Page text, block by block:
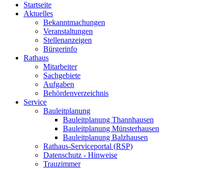
Startseite
Aktuelles
Bekanntmachungen
Veranstaltungen
Stellenanzeigen
Bürgerinfo
Rathaus
Mitarbeiter
Sachgebiete
Aufgaben
Behördenverzeichnis
Service
Bauleitplanung
Bauleitplanung Thannhausen
Bauleitplanung Münsterhausen
Bauleitplanung Balzhausen
Rathaus-Serviceportal (RSP)
Datenschutz - Hinweise
Trauzimmer